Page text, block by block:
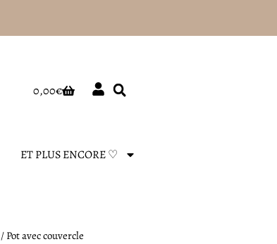
0,00€Panier
ET PLUS ENCORE ♡
/ Pot avec couvercle